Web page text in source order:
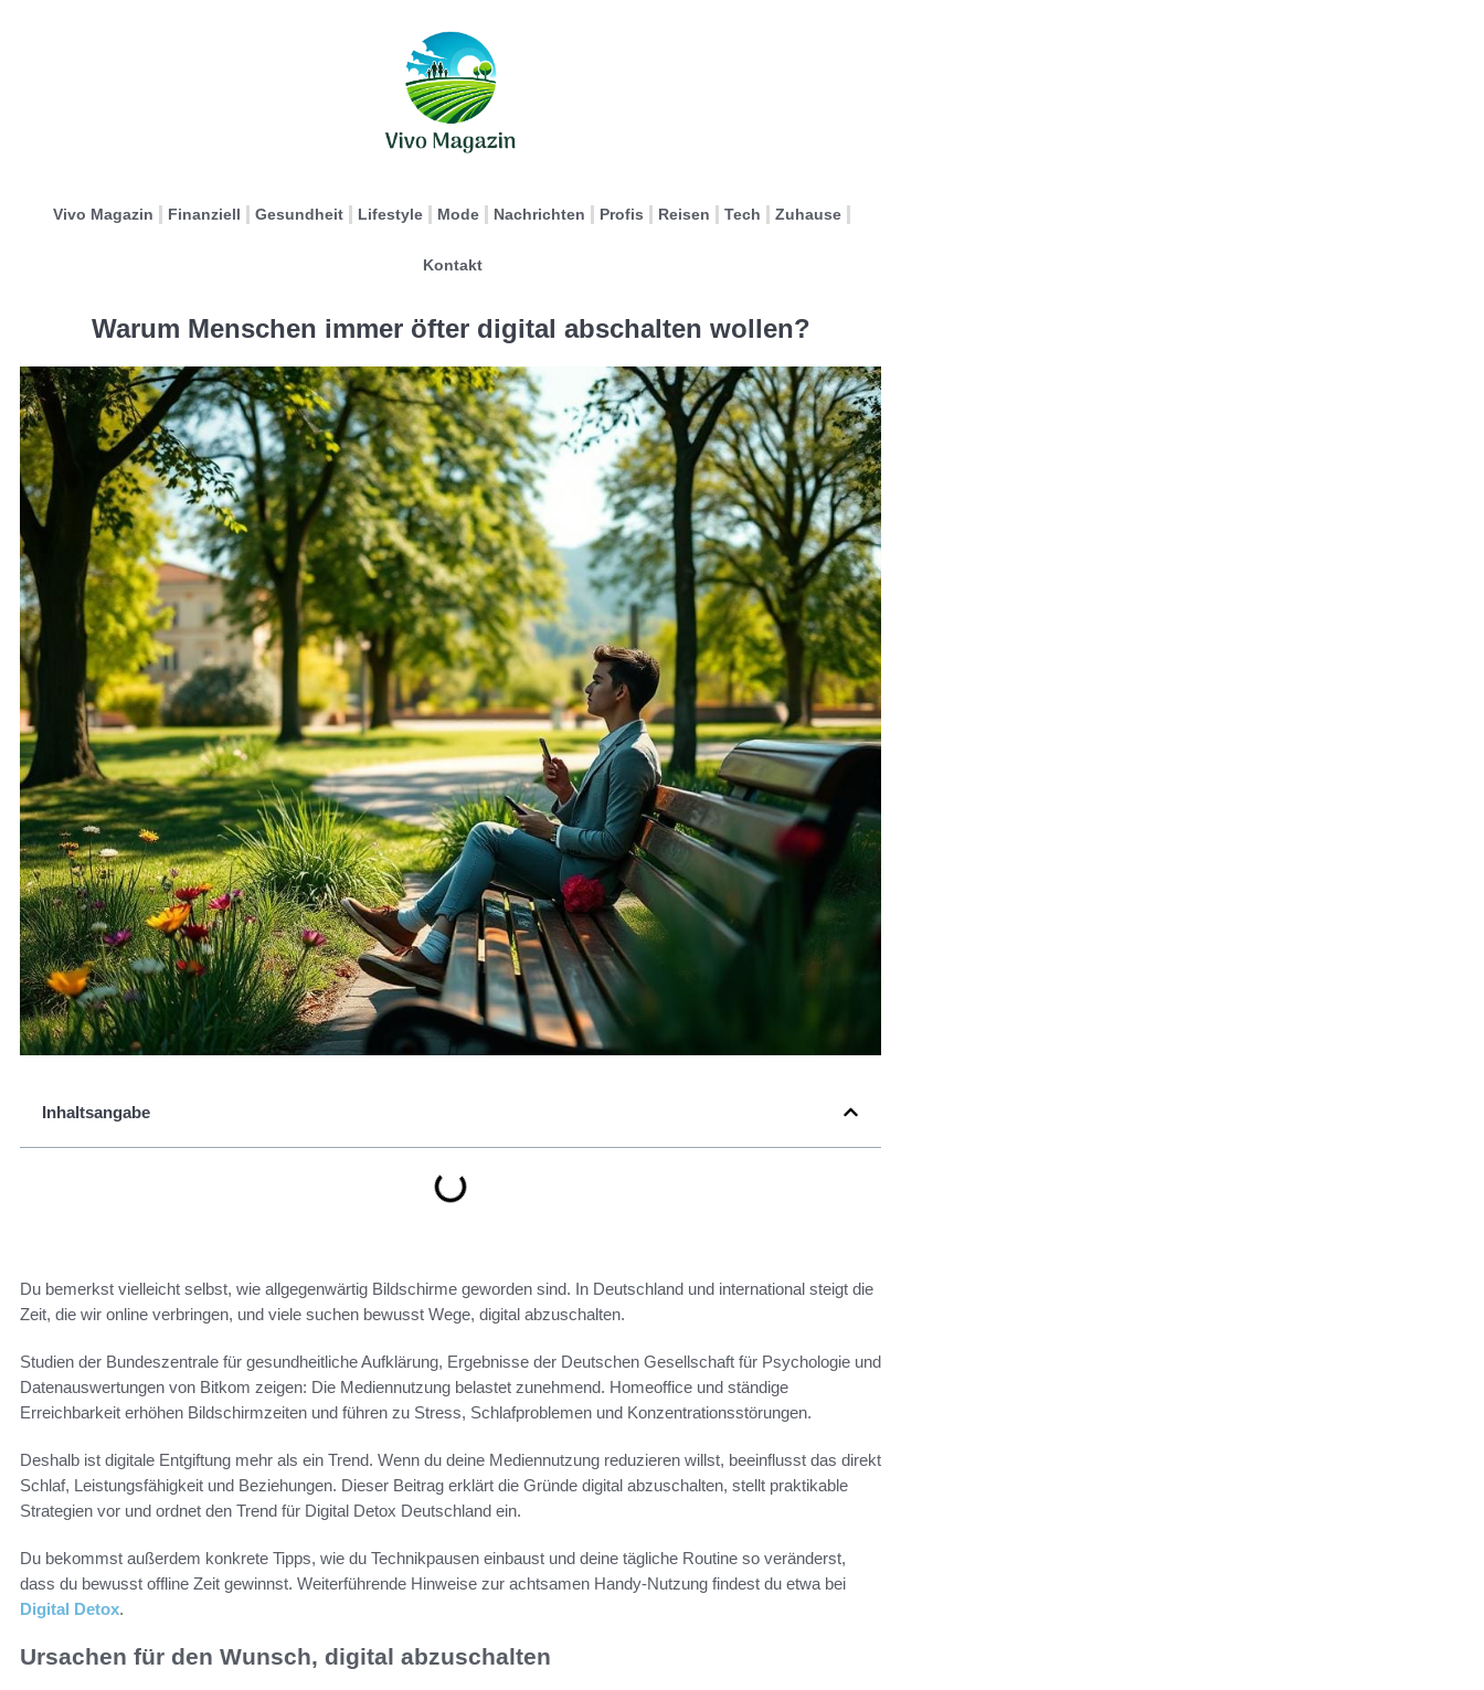
Vivo Magazin Finanziell Gesundheit Lifestyle Mode Nachrichten Profis Reisen Tech Zuhause
Kontakt
Warum Menschen immer öfter digital abschalten wollen?
Inhaltsangabe
Du bemerkst vielleicht selbst, wie allgegenwärtig Bildschirme geworden sind. In Deutschland und international steigt die
Zeit, die wir online verbringen, und viele suchen bewusst Wege, digital abzuschalten.
Studien der Bundeszentrale für gesundheitliche Aufklärung, Ergebnisse der Deutschen Gesellschaft für Psychologie und
Datenauswertungen von Bitkom zeigen: Die Mediennutzung belastet zunehmend. Homeoffice und ständige
Erreichbarkeit erhöhen Bildschirmzeiten und führen zu Stress, Schlafproblemen und Konzentrationsstörungen.
Deshalb ist digitale Entgiftung mehr als ein Trend. Wenn du deine Mediennutzung reduzieren willst, beeinflusst das direkt
Schlaf, Leistungsfähigkeit und Beziehungen. Dieser Beitrag erklärt die Gründe digital abzuschalten, stellt praktikable
Strategien vor und ordnet den Trend für Digital Detox Deutschland ein.
Du bekommst außerdem konkrete Tipps, wie du Technikpausen einbaust und deine tägliche Routine so veränderst,
dass du bewusst offline Zeit gewinnst. Weiterführende Hinweise zur achtsamen Handy-Nutzung findest du etwa bei
Digital Detox.
Ursachen für den Wunsch, digital abzuschalten